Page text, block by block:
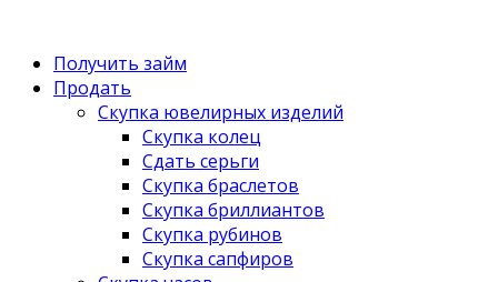
Получить займ
Продать
Скупка ювелирных изделий
Скупка колец
Сдать серьги
Скупка браслетов
Скупка бриллиантов
Скупка рубинов
Скупка сапфиров